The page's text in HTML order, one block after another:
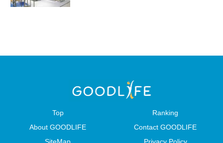
Top
Ranking
About GOODLIFE
Contact GOODLIFE
SiteMap
Privacy Policy